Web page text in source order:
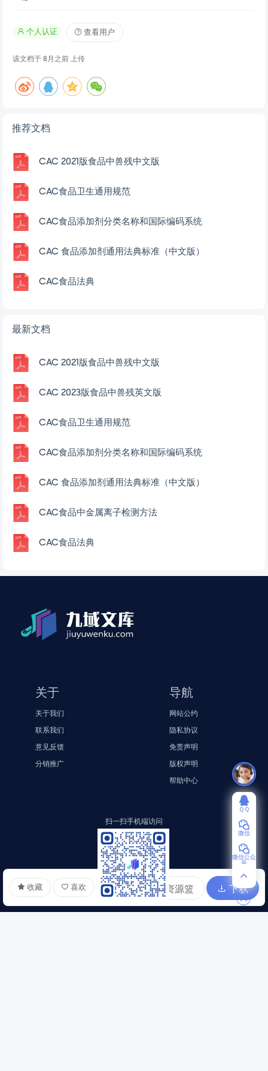
收藏 喜欢 加入资源篮 下载
个人认证 查看用户
该文档于 8月之前 上传
推荐文档
CAC 2021版食品中兽残中文版
CAC食品卫生通用规范
CAC食品添加剂分类名称和国际编码系统
CAC 食品添加剂通用法典标准（中文版）
CAC食品法典
最新文档
CAC 2021版食品中兽残中文版
CAC 2023版食品中兽残英文版
CAC食品卫生通用规范
CAC食品添加剂分类名称和国际编码系统
CAC 食品添加剂通用法典标准（中文版）
CAC食品中金属离子检测方法
CAC食品法典
关于
关于我们
联系我们
意见反馈
分销推广
导航
网站公约
隐私协议
免责声明
版权声明
帮助中心
扫一扫手机端访问
ＱＱ
微信
微信公众
号